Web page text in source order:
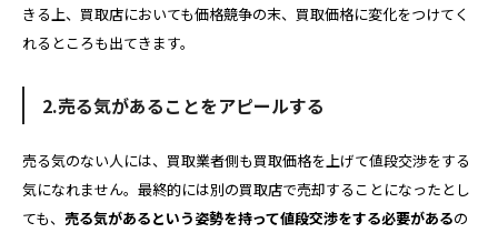
きる上、買取店においても価格競争の末、買取価格に変化をつけてく
れるところも出てきます。
2.売る気があることをアピールする
売る気のない人には、買取業者側も買取価格を上げて値段交渉をする
気になれません。最終的には別の買取店で売却することになったとし
ても、 売る気があるという姿勢を持って値段交渉をする必要があるの